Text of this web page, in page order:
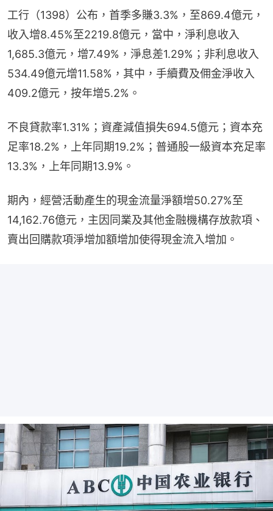
工行（1398）公布，首季多賺3.3%，至869.4億元，
收入增8.45%至2219.8億元，當中，淨利息收入
1,685.3億元，增7.49%，淨息差1.29%；非利息收入
534.49億元增11.58%，其中，手續費及佣金淨收入
409.2億元，按年增5.2%。
不良貸款率1.31%；資產減值損失694.5億元；資本充
足率18.2%，上年同期19.2%；普通股一級資本充足率
13.3%，上年同期13.9%。
期內，經營活動產生的現金流量淨額增50.27%至
14,162.76億元，主因同業及其他金融機構存放款項、
賣出回購款項淨增加額增加使得現金流入增加。